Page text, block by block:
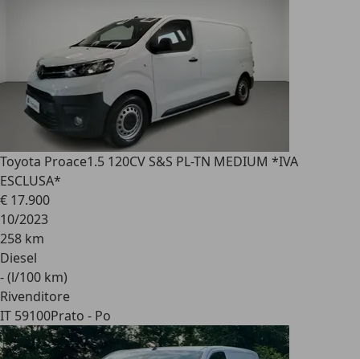
Toyota Proace1.5 120CV S&S PL-TN MEDIUM *IVA
ESCLUSA*
€ 17.900
10/2023
258 km
Diesel
- (l/100 km)
Rivenditore
IT 59100Prato - Po